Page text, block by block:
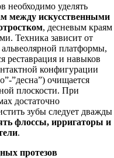
необходимо уделять
между искусственными
, десневым краям
Техника зависит от
платформы,
реставрация и навыков
конфигурации
”десна”) очищается
плоскости. При
достаточно
зубы следует дважды
флоссы, ирригаторы и
.
протезов